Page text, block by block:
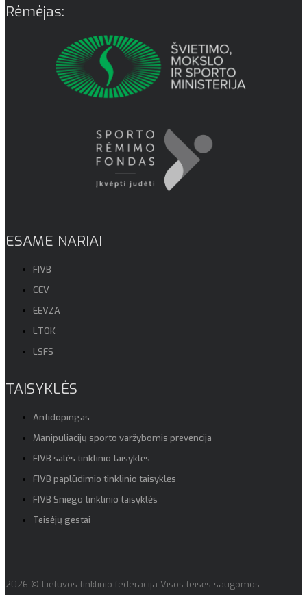
Rėmėjas:
ESAME NARIAI
FIVB
CEV
EEVZA
LTOK
LSFS
TAISYKLĖS
Antidopingas
Manipuliacijų sporto varžybomis prevencija
FIVB salės tinklinio taisyklės
FIVB paplūdimio tinklinio taisyklės
FIVB Sniego tinklinio taisyklės
Teisėjų gestai
2026 © Lietuvos tinklinio federacija Visos teisės saugomos